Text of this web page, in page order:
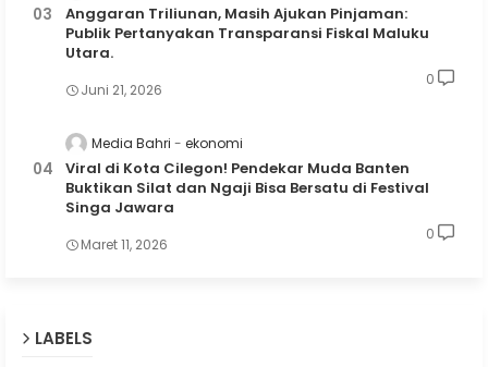
Anggaran Triliunan, Masih Ajukan Pinjaman:
Publik Pertanyakan Transparansi Fiskal Maluku
Utara.
Juni 21, 2026
0
Media Bahri ekonomi
Viral di Kota Cilegon! Pendekar Muda Banten
Buktikan Silat dan Ngaji Bisa Bersatu di Festival
Singa Jawara
Maret 11, 2026
0
LABELS